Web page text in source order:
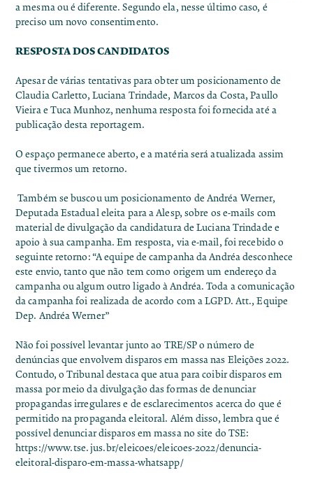
a mesma ou é diferente. Segundo ela, nesse último caso, é
preciso um novo consentimento.
RESPOSTA DOS CANDIDATOS
Apesar de várias tentativas para obter um posicionamento de
Claudia Carletto, Luciana Trindade, Marcos da Costa, Paullo
Vieira e Tuca Munhoz, nenhuma resposta foi fornecida até a
publicação desta reportagem.
O espaço permanece aberto, e a matéria será atualizada assim
que tivermos um retorno.
Também se buscou um posicionamento de Andréa Werner,
Deputada Estadual eleita para a Alesp, sobre os e-mails com
material de divulgação da candidatura de Luciana Trindade e
apoio à sua campanha. Em resposta, via e-mail, foi recebido o
seguinte retorno: “A equipe de campanha da Andréa desconhece
este envio, tanto que não tem como origem um endereço da
campanha ou algum outro ligado à Andréa. Toda a comunicação
da campanha foi realizada de acordo com a LGPD. Att., Equipe
Dep. Andréa Werner”
Não foi possível levantar junto ao TRE/SP o número de
denúncias que envolvem disparos em massa nas Eleições 2022.
Contudo, o Tribunal destaca que atua para coibir disparos em
massa por meio da divulgação das formas de denunciar
propagandas irregulares e de esclarecimentos acerca do que é
permitido na propaganda eleitoral. Além disso, lembra que é
possível denunciar disparos em massa no site do TSE:
https://www.tse.jus.br/eleicoes/eleicoes-2022/denuncia-
eleitoral-disparo-em-massa-whatsapp/